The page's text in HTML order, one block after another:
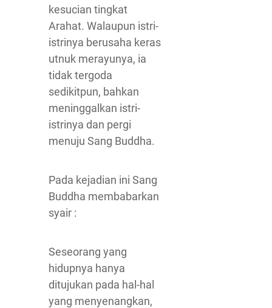
kesucian tingkat
Arahat. Walaupun istri-
istrinya berusaha keras
utnuk merayunya, ia
tidak tergoda
sedikitpun, bahkan
meninggalkan istri-
istrinya dan pergi
menuju Sang Buddha.
Pada kejadian ini Sang
Buddha membabarkan
syair :
Seseorang yang
hidupnya hanya
ditujukan pada hal-hal
yang menyenangkan,